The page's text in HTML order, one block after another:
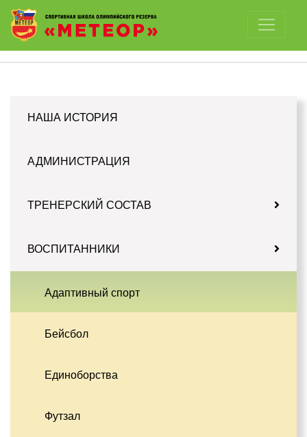
Отключить картинки
НАША ИСТОРИЯ
АДМИНИСТРАЦИЯ
ТРЕНЕРСКИЙ СОСТАВ
ВОСПИТАННИКИ
Адаптивный спорт
Бейсбол
Единоборства
Футзал